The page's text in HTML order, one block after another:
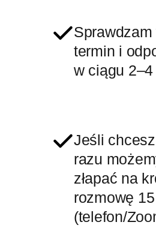
termin i
w ciągu
Jeśli
razu
złapać na
rozmowę
(telefon/